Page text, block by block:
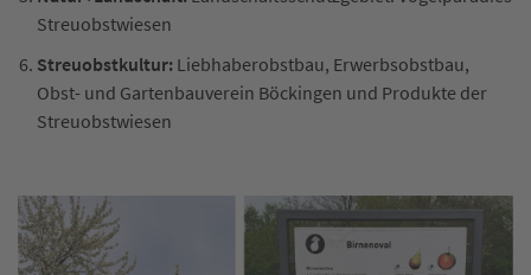
Streuobstwiesen
Streuobstkultur: Liebhaberobstbau, Erwerbsobstbau,
Obst- und Gartenbauverein Böckingen und Produkte der
Streuobstwiesen